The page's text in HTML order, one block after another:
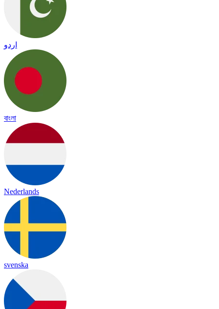
اردو
বাংলা
Nederlands
svenska